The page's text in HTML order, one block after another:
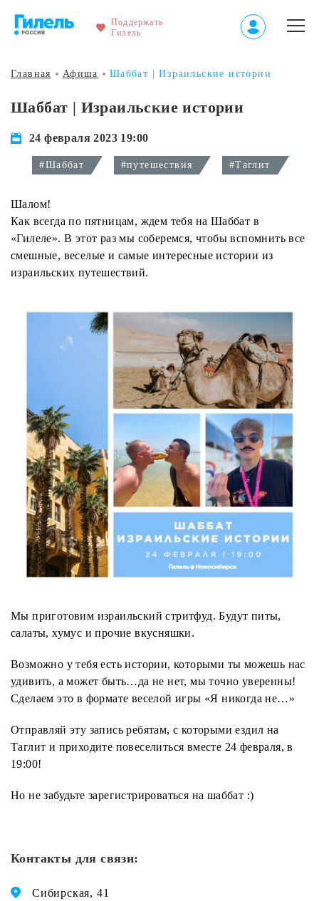
Поддержать
Гилель
Главная Афиша Шаббат | Израильские истории
Шаббат | Израильские истории
24 февраля 2023 19:00
#Шаббат #путешествия #Таглит
Шалом!
Как всегда по пятницам, ждем тебя на Шаббат в
«Гилеле». В этот раз мы соберемся, чтобы вспомнить все
смешные, веселые и самые интересные истории из
израильских путешествий.
Мы приготовим израильский стритфуд. Будут питы,
салаты, хумус и прочие вкусняшки.
Возможно у тебя есть истории, которыми ты можешь нас
удивить, а может быть…да не нет, мы точно уверенны!
Сделаем это в формате веселой игры «Я никогда не…»
Отправляй эту запись ребятам, с которыми ездил на
Таглит и приходите повеселиться вместе 24 февраля, в
19:00!
Но не забудьте зарегистрироваться на шаббат :)
Контакты для связи:
Сибирская, 41